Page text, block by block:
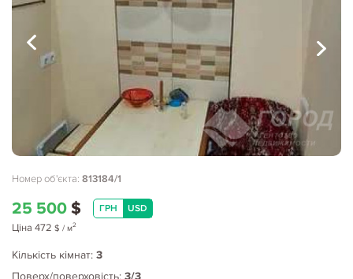
Номер об'єкта: 813184/1
25 500 $ ГРН USD
Ціна 472 $ / м2
Кількість кімнат: 3
Поверх/поверховість: 3/3